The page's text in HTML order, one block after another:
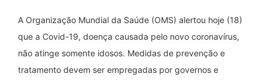
A Organização Mundial da Saúde (OMS) alertou hoje (18)
que a Covid-19, doença causada pelo novo coronavírus,
não atinge somente idosos. Medidas de prevenção e
tratamento devem ser empregadas por governos e